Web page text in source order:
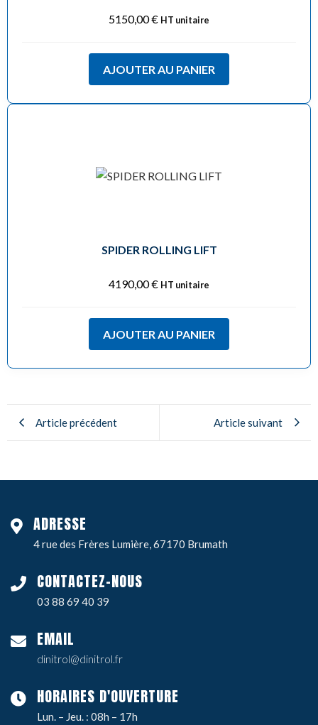
5150,00€ HT unitaire
AJOUTER AU PANIER
SPIDER ROLLING LIFT
4190,00€ HT unitaire
AJOUTER AU PANIER
Article précédent Article suivant
ADRESSE
4 rue des Frères Lumière, 67170 Brumath
CONTACTEZ-NOUS
03 88 69 40 39
EMAIL
dinitrol@dinitrol.fr
HORAIRES D'OUVERTURE
Lun. – Jeu. : 08h – 17h